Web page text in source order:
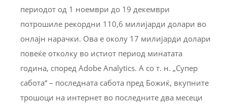
периодот од 1 ноември до 19 декември
потрошиле рекордни 110,6 милијарди долари во
онлајн нарачки. Ова е околу 17 милијарди долари
повеќе отколку во истиот период минатата
година, според Adobe Analytics. А со т. н. „Супер
сабота“ – последната сабота пред Божиќ, вкупните
трошоци на интернет во последните два месеци